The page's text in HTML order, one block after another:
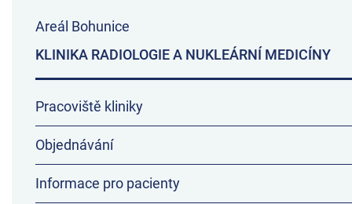
Areál Bohunice
KLINIKA RADIOLOGIE A NUKLEÁRNÍ MEDICÍNY
Pracoviště kliniky
Objednávání
Informace pro pacienty